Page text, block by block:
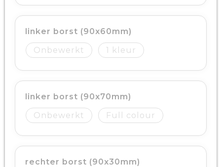
linker borst (90x60mm)
Onbewerkt
1
linker borst (90x70mm)
Onbewerkt
Full colour
rechter borst (90x30mm)